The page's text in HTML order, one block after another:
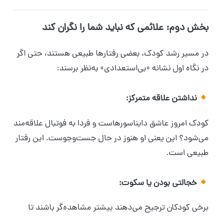
بخش دوم: علائمی که نباید شما را نگران کند
در مسیر رشد کودک، بعضی رفتارها طبیعی هستند، حتی اگر
در نگاه اول نشانه «بی‌استعدادی» به‌نظر برسند:
نداشتن علاقه متمرکز:
کودک امروز عاشق دایناسورهاست و فردا به فوتبال علاقه‌مند
می‌شود؟ این یعنی او هنوز در حال جست‌وجوست. این رفتار
طبیعی است.
خجالتی بودن یا سکوت:
برخی کودکان ترجیح می‌دهند بیشتر مشاهده‌گر باشند تا